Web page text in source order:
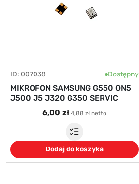
ID: 007038 Dostępny
MIKROFON SAMSUNG G550 ON5
J500 J5 J320 G350 SERVIC
6,00 zł 4,88 zł netto
Dodaj do koszyka